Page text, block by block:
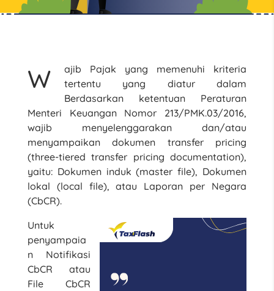
W
ajib Pajak yang memenuhi kriteria
tertentu yang diatur dalam
Berdasarkan ketentuan Peraturan
Menteri Keuangan Nomor 213/PMK.03/2016,
wajib menyelenggarakan dan/atau
menyampaikan dokumen transfer pricing
(three-tiered transfer pricing documentation),
yaitu: Dokumen induk (master file), Dokumen
lokal (local file), atau Laporan per Negara
(CbCR).
Untuk
penyampaia
n Notifikasi
CbCR atau
File CbCR